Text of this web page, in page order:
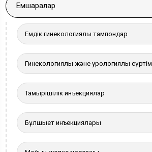
Емшаралар
Емдік гинекологиялық тампондар
Гинекологиялық және урологиялық сүртім
Тамырішілік инъекциялар
Бұлшықет инъекциялары